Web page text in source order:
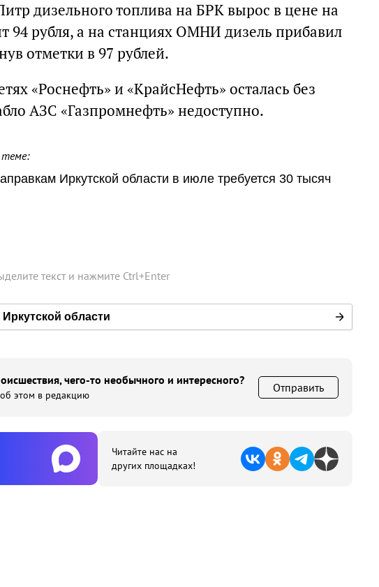
дизельного топлива на БРК вырос в цене на
94 рубля, а на станциях ОМНИ дизель прибавил
отметки в 97 рублей.
«Роснефть» и «КрайсНефть» осталась без
АЗС «Газпромнефть» недоступно.
теме:
Иркутской области в июле требуется 30 тысяч
текст и нажмите Ctrl+Enter
области
чего-то необычного и интересного?
этом в редакцию
Отправить
Читайте нас на
других площадках!